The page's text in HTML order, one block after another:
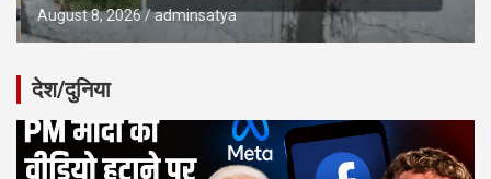
August 8, 2026 adminsatya
देश/दुनिया